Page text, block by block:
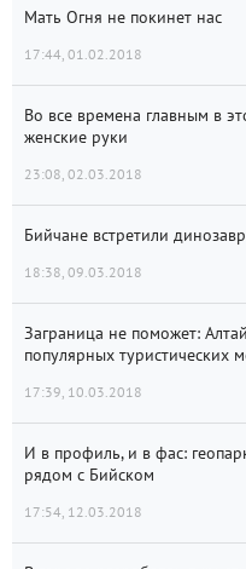
Мать Огня не покинет нас
17:44, 01.02.2018
Во все времена главным в
женские руки
23:08, 02.03.2018
Бийчане встретили
18:38, 09.03.2018
Заграница не поможет:
популярных туристических
17:39, 10.03.2018
И в профиль, и в фас:
рядом с Бийском
17:54, 12.03.2018